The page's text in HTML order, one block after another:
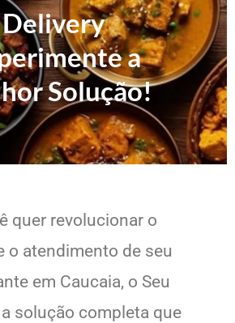
Delivery
a
Solução!
quer revolucionar o
o atendimento de seu
em Caucaia, o Seu
a solução completa que